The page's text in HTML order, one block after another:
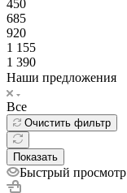
450
685
920
1 155
1 390
Наши предложения
Все
Очистить фильтр
Показать
Быстрый просмотр